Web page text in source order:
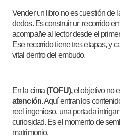
Vender un libro no es cuestión de
dedos. Es construir un recorrido
acompañe al lector desde el
Ese recorrido tiene tres etapas, y
vital dentro del embudo.
En la cima(TOFU),el objetivo no
atención. Aquí entran los
reel ingenioso, una portada
curiosidad. Es el momento de
matrimonio.